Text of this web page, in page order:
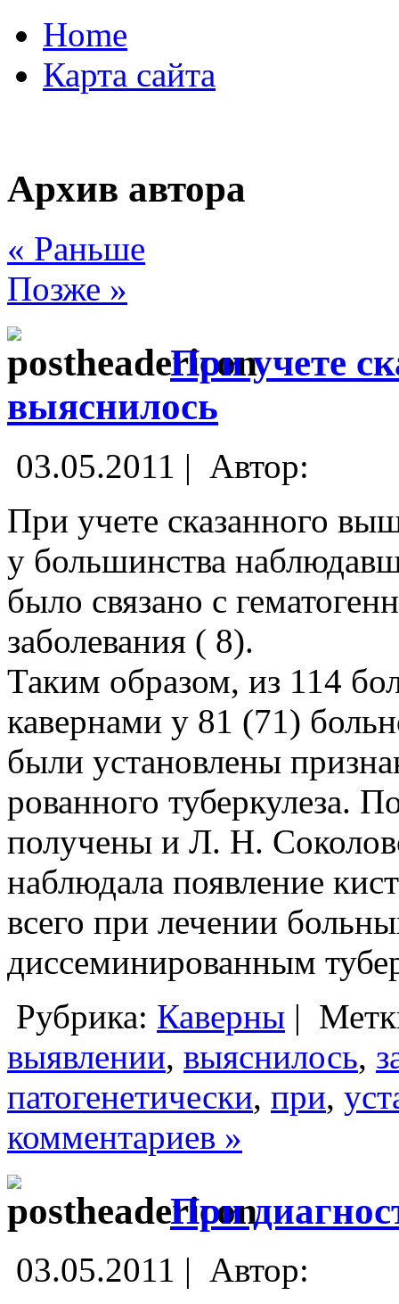
Home
Карта сайта
Архив автора
« Раньше
Позже »
При учете
выяснилось
03.05.2011 | Автор:
При учете сказанного
у большинства
было связано с
заболевания ( 8).
Таким образом, из 114
кавернами у 81 (71)
были установлены
рованного туберкулеза.
получены и Л. Н.
наблюдала появление
всего при лечении
диссеминированным
Рубрика: Каверны |
выявлении, выяснилось,
патогенетически, при,
комментариев »
При
03.05.2011 | Автор: